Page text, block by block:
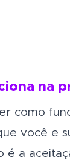
na
como
você e
é a